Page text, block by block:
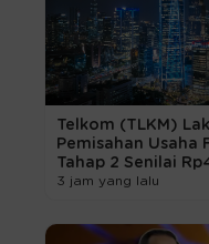
Telkom (TLKM)
Pemisahan Usaha
Tahap 2 Senilai
3 jam yang lalu